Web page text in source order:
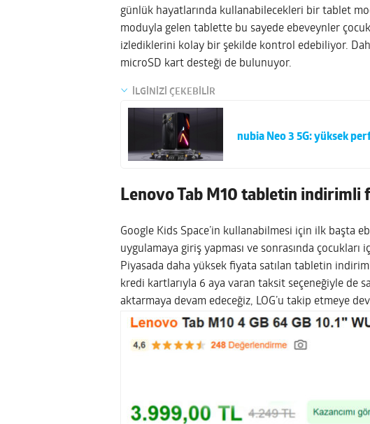
günlük hayatlarında kullanabilecekleri bir tablet
moduyla gelen tablette bu sayede ebeveynler
izlediklerini kolay bir şekilde kontrol edebiliyor.
microSD kart desteği de bulunuyor.
İLGİNİZİ ÇEKEBİLİR
nubia Neo 3 5G: yüksek
Lenovo Tab M10 tabletin indirimli
Google Kids Space’in kullanabilmesi için ilk başta
uygulamaya giriş yapması ve sonrasında çocukları
Piyasada daha yüksek fiyata satılan tabletin
kredi kartlarıyla 6 aya varan taksit seçeneğiyle de
aktarmaya devam edeceğiz, LOG’u takip etmeye